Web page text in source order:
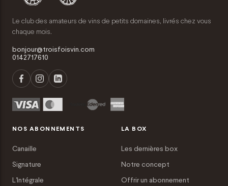
Le club des amateurs de vins de petits domaines, livrés chez vous
chaque mois.
bonjour@troisfoisvin.com
0142717610
NOS ABONNEMENTS
Canaille
Signature
L'Intégrale
LA BOX
Les dernières box
Notre concept
Offrir un abonnement